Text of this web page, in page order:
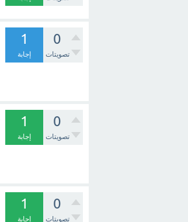
0
تصويتات
1
إجابة
0
تصويتات
1
إجابة
0
تصويتات
1
إجابة